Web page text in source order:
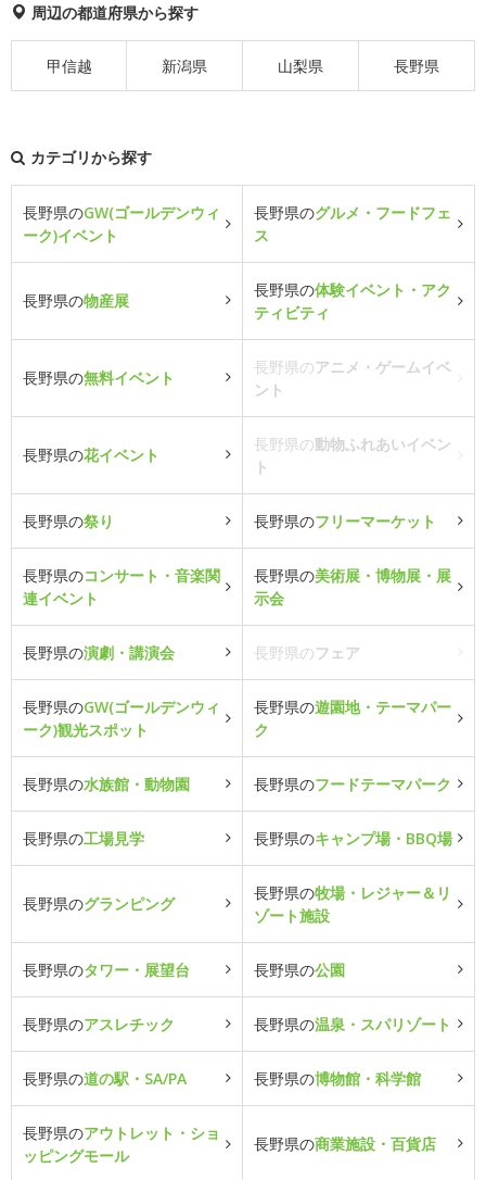
周辺の都道府県から探す
甲信越 新潟県 山梨県 長野県
カテゴリから探す
長野県のGW(ゴールデンウィ
ーク)イベント
長野県のグルメ・フードフェ
ス
長野県の物産展
長野県の体験イベント・アク
ティビティ
長野県の無料イベント
長野県のアニメ・ゲームイベ
ント
長野県の花イベント
長野県の動物ふれあいイベン
ト
長野県の祭り 長野県のフリーマーケット
長野県のコンサート・音楽関
連イベント
長野県の美術展・博物展・展
示会
長野県の演劇・講演会 長野県のフェア
長野県のGW(ゴールデンウィ
ーク)観光スポット
長野県の遊園地・テーマパー
ク
長野県の水族館・動物園 長野県のフードテーマパーク
長野県の工場見学 長野県のキャンプ場・BBQ場
長野県のグランピング
長野県の牧場・レジャー＆リ
ゾート施設
長野県のタワー・展望台 長野県の公園
長野県のアスレチック 長野県の温泉・スパリゾート
長野県の道の駅・SA/PA 長野県の博物館・科学館
長野県のアウトレット・ショ
ッピングモール
長野県の商業施設・百貨店